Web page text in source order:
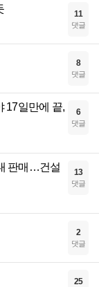
11
댓글
8
댓글
17일만에 끝,
6
댓글
판매…건설
13
댓글
2
댓글
25